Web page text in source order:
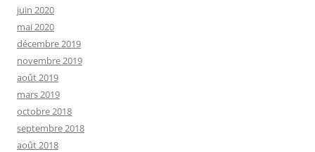
juin 2020
mai 2020
décembre 2019
novembre 2019
août 2019
mars 2019
octobre 2018
septembre 2018
août 2018